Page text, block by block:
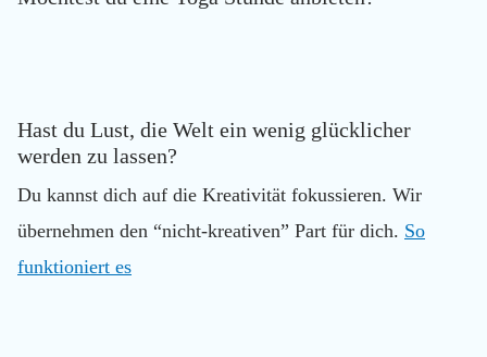
Hast du Lust, die Welt ein wenig glücklicher
werden zu lassen?
Du kannst dich auf die Kreativität fokussieren. Wir
übernehmen den “nicht-kreativen” Part für dich. So
funktioniert es